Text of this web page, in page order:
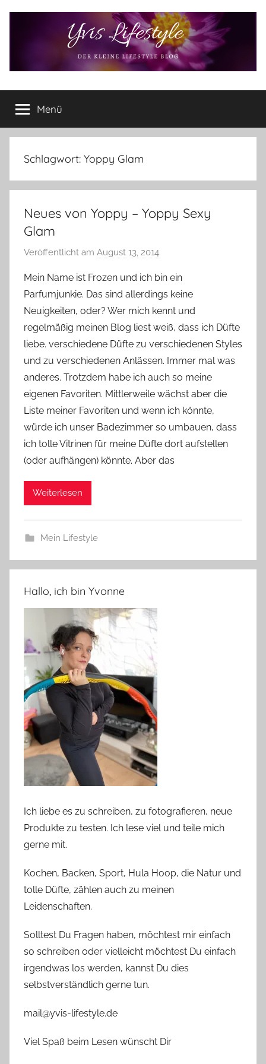
Yvis
Lifestyle
Lifestyle
Blog
–
Lifestyle,
Produkttests
vieles
mehr
Menü
Schlagwort: Yoppy Glam
Neues von Yoppy – Yoppy Sexy
Glam
Veröffentlicht am August 13, 2014
n
Y
v
o
n
n
e
Mein Name ist Frozen und ich bin ein
Parfumjunkie. Das sind allerdings keine
Neuigkeiten, oder? Wer mich kennt und
regelmäßig meinen Blog liest weiß, dass ich Düfte
liebe. verschiedene Düfte zu verschiedenen Styles
und zu verschiedenen Anlässen. Immer mal was
anderes. Trotzdem habe ich auch so meine
eigenen Favoriten. Mittlerweile wächst aber die
Liste meiner Favoriten und wenn ich könnte,
würde ich unser Badezimmer so umbauen, dass
ich tolle Vitrinen für meine Düfte dort aufstellen
(oder aufhängen) könnte. Aber das
Weiterlesen
Mein Lifestyle
Hallo, ich bin Yvonne
Ich liebe es zu schreiben, zu fotografieren, neue
Produkte zu testen. Ich lese viel und teile mich
gerne mit.
Kochen, Backen, Sport, Hula Hoop, die Natur und
tolle Düfte, zählen auch zu meinen
Leidenschaften.
Solltest Du Fragen haben, möchtest mir einfach
so schreiben oder vielleicht möchtest Du einfach
irgendwas los werden, kannst Du dies
selbstverständlich gerne tun.
mail@yvis-lifestyle.de
Viel Spaß beim Lesen wünscht Dir